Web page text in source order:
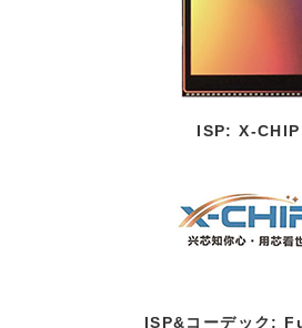
ISP: X-CHIP
ISP&コーデック: